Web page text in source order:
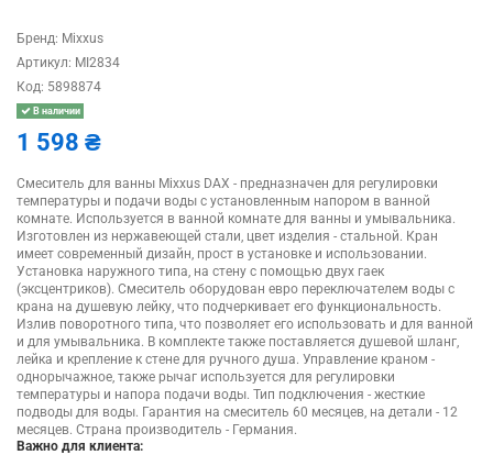
Бренд: Mixxus
Артикул: MI2834
Код: 5898874
В наличии
1 598 ₴
Смеситель для ванны Mixxus DAX - предназначен для регулировки
температуры и подачи воды с установленным напором в ванной
комнате. Используется в ванной комнате для ванны и умывальника.
Изготовлен из нержавеющей стали, цвет изделия - стальной. Кран
имеет современный дизайн, прост в установке и использовании.
Установка наружного типа, на стену с помощью двух гаек
(эксцентриков). Смеситель оборудован евро переключателем воды с
крана на душевую лейку, что подчеркивает его функциональность.
Излив поворотного типа, что позволяет его использовать и для ванной
и для умывальника. В комплекте также поставляется душевой шланг,
лейка и крепление к стене для ручного душа. Управление краном -
однорычажное, также рычаг используется для регулировки
температуры и напора подачи воды. Тип подключения - жесткие
подводы для воды. Гарантия на смеситель 60 месяцев, на детали - 12
месяцев. Страна производитель - Германия.
Важно для клиента: